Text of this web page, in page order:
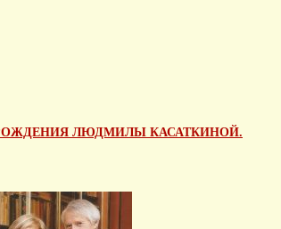
ЛЮДМИЛЫ КАСАТКИНОЙ.